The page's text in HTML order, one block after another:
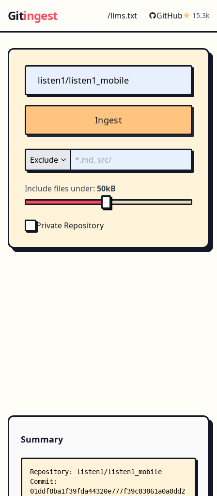
Gitingest /llms.txt GitHub 15.3k
Ingest
Include files under: 50kB
Private Repository
Summary